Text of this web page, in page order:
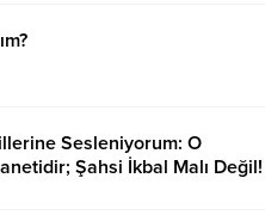
Sesleniyorum: O
Şahsi İkbal Malı Değil!